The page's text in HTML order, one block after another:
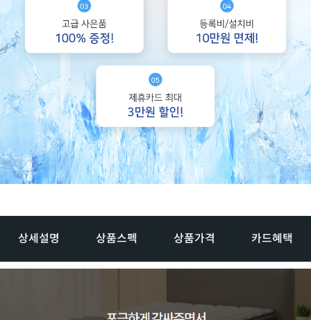
상세설명 상품스펙 상품가격 카드혜택